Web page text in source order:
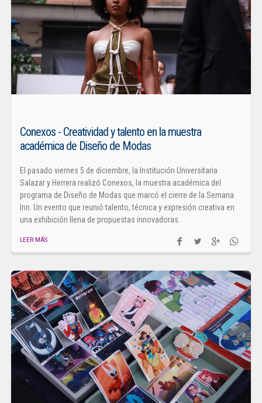
Conexos - Creatividad y talento en la muestra
académica de Diseño de Modas
El pasado viernes 5 de diciembre, la Institución Universitaria
Salazar y Herrera realizó Conexos, la muestra académica del
programa de Diseño de Modas que marcó el cierre de la Semana
Inn. Un evento que reunió talento, técnica y expresión creativa en
una exhibición llena de propuestas innovadoras.
LEER MÁS